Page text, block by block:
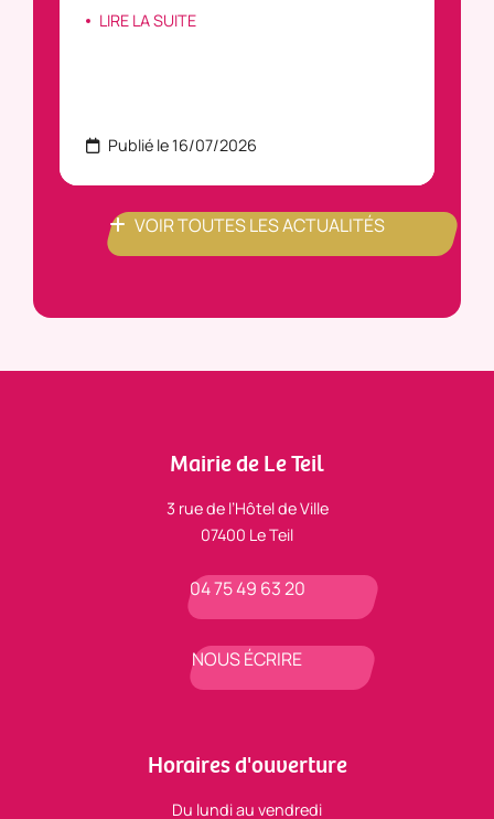
LIRE LA SUITE
Publié le 16/07/2026
VOIR TOUTES LES ACTUALITÉS
Mairie de Le Teil
3 rue de l’Hôtel de Ville
07400 Le Teil
04 75 49 63 20
NOUS ÉCRIRE
Horaires d'ouverture
Du lundi au vendredi